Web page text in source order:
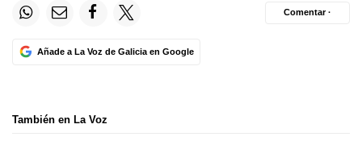
Añade a La Voz de Galicia en Google
Comentar ·
También en La Voz